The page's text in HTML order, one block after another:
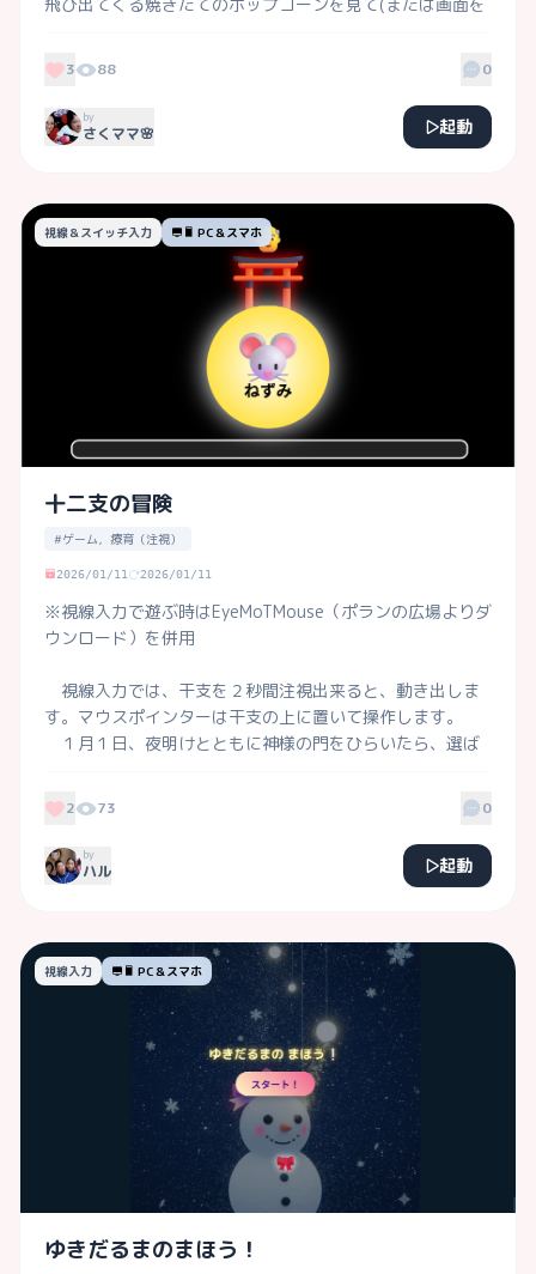
金色(黄色)のラッキーポップコーンが飛び出してきたら、迷
わずキャッチしてね！
3 88 0
by
さくママ🌸 起動
視線＆スイッチ入力 PC＆スマホ
十二支の冒険
#ゲーム，療育（注視）
2026/01/11 2026/01/11
※視線入力で遊ぶ時はEyeMoTMouse（ポランの広場よりダ
ウンロード）を併用
視線入力では、干支を２秒間注視出来ると、動き出しま
す。マウスポインターは干支の上に置いて操作します。
１月１日、夜明けとともに神様の門をひらいたら、選ば
がら、十二支を次々と呼び起こしてください。最後はどう
なるかな？。
2 73 0
by
ハル 起動
視線入力 PC＆スマホ
ゆきだるまのまほう！